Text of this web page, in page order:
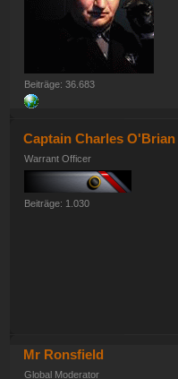
Beiträge: 36.683
Captain Charles O'Brian
Warrant Officer
Beiträge: 1.030
Mr Ronsfield
Global Moderator